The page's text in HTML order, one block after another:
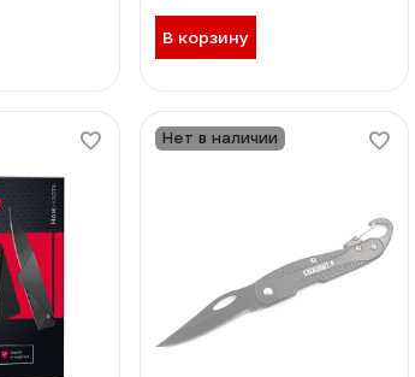
В корзину
Нет в наличии